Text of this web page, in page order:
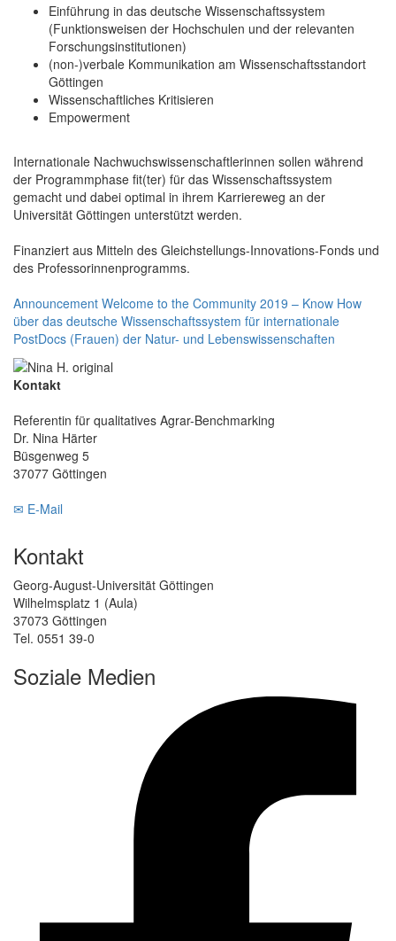
Einführung in das deutsche Wissenschaftssystem
(Funktionsweisen der Hochschulen und der relevanten
Forschungsinstitutionen)
(non-)verbale Kommunikation am Wissenschaftsstandort
Göttingen
Wissenschaftliches Kritisieren
Empowerment
Internationale Nachwuchswissenschaftlerinnen sollen während
der Programmphase fit(ter) für das Wissenschaftssystem
gemacht und dabei optimal in ihrem Karriereweg an der
Universität Göttingen unterstützt werden.
Finanziert aus Mitteln des Gleichstellungs-Innovations-Fonds und
des Professorinnenprogramms.
Announcement Welcome to the Community 2019 – Know How
über das deutsche Wissenschaftssystem für internationale
PostDocs (Frauen) der Natur- und Lebenswissenschaften
Kontakt
Referentin für qualitatives Agrar-Benchmarking
Dr. Nina Härter
Büsgenweg 5
37077 Göttingen
✉ E-Mail
Kontakt
Georg-August-Universität Göttingen
Wilhelmsplatz 1 (Aula)
37073 Göttingen
Tel. 0551 39-0
Soziale Medien